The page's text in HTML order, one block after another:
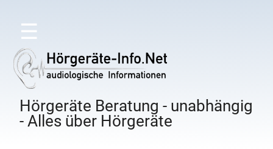
☰
Hörgeräte Beratung - unabhängig
- Alles über Hörgeräte